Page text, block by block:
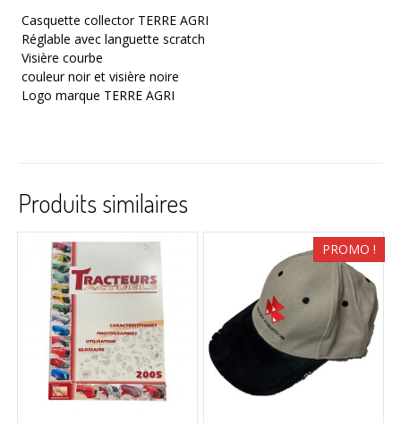
Casquette collector TERRE AGRI
Réglable avec languette scratch
Visière courbe
couleur noir et visière noire
Logo marque TERRE AGRI
Produits similaires
PROMO !